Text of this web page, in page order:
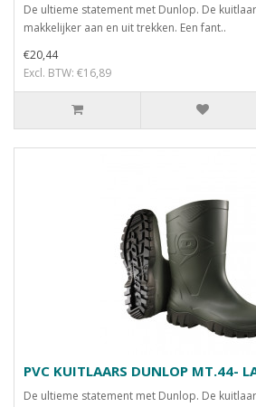
De ultieme statement met Dunlop. De
makkelijker aan en uit trekken. Een fant..
€20,44
Excl. BTW: €16,89
PVC KUITLAARS DUNLOP MT.44-
De ultieme statement met Dunlop. De